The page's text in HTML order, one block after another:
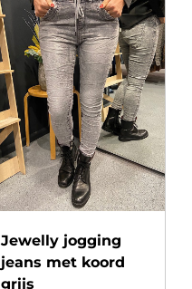
Jewelly jogging
jeans met koord
grijs